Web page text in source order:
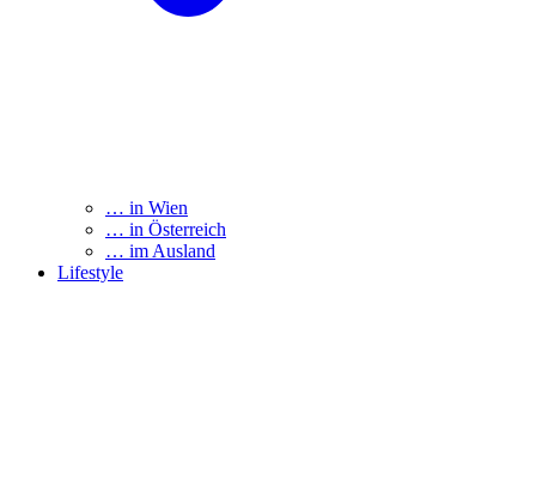
… in Wien
… in Österreich
… im Ausland
Lifestyle